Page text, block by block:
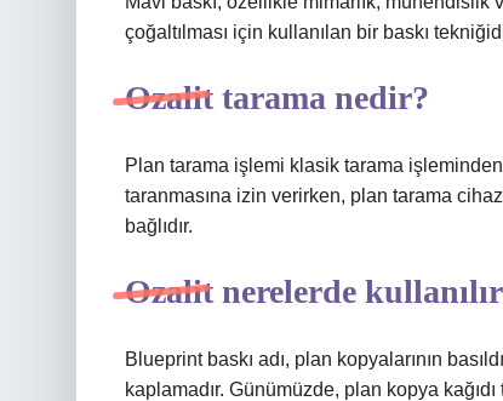
çoğaltılması için kullanılan bir baskı
Ozalit tarama nedir?
Plan tarama işlemi klasik tarama
taranmasına izin verirken, plan tarama
bağlıdır.
Ozalit nerelerde
Blueprint baskı adı, plan kopyalarının
kaplamadır. Günümüzde, plan kopya